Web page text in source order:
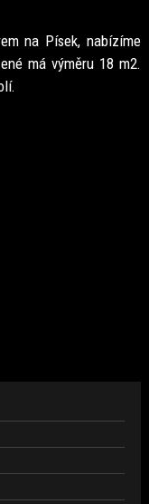
na Písek, nabízíme
má výměru 18 m2.